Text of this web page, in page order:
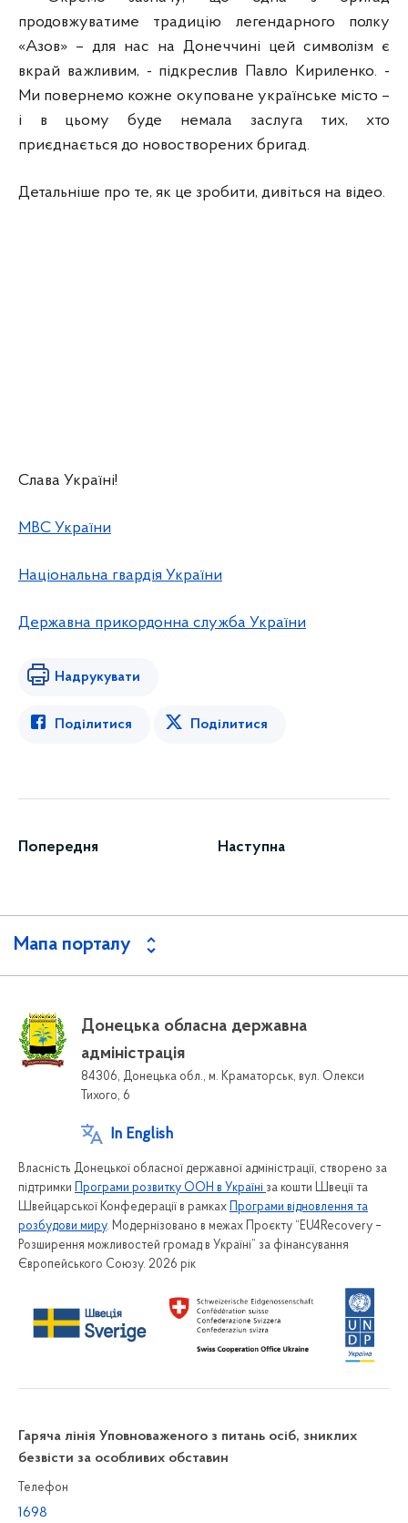
продовжуватиме традицію легендарного полку
«Азов» – для нас на Донеччині цей символізм є
вкрай важливим, - підкреслив Павло Кириленко. -
Ми повернемо кожне окуповане українське місто –
і в цьому буде немала заслуга тих, хто
приєднається до новостворених бригад.
Детальніше про те, як це зробити, дивіться на відео.
Слава Україні!
МВС України
Національна гвардія України
Державна прикордонна служба України
Надрукувати
Поділитися Поділитися
Попередня Наступна
Мапа порталу
Донецька обласна державна
адміністрація
84306, Донецька обл., м. Краматорськ, вул. Олекси
Тихого, 6
In English
Власність Донецької обласної державної адміністрації, створено за
підтримки Програми розвитку ООН в Україні за кошти Швеції та
Швейцарської Конфедерації в рамках Програми відновлення та
розбудови миру. Модернізовано в межах Проєкту “EU4Recovery –
Розширення можливостей громад в Україні” за фінансування
Європейського Союзу. 2026 рік
Гаряча лінія Уповноваженого з питань осіб, зниклих
безвісти за особливих обставин
Телефон
1698